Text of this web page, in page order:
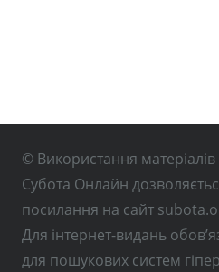
© Використання
Субота Онлайн
посилання на сайт
Для інтернет-видань
для пошукових систем